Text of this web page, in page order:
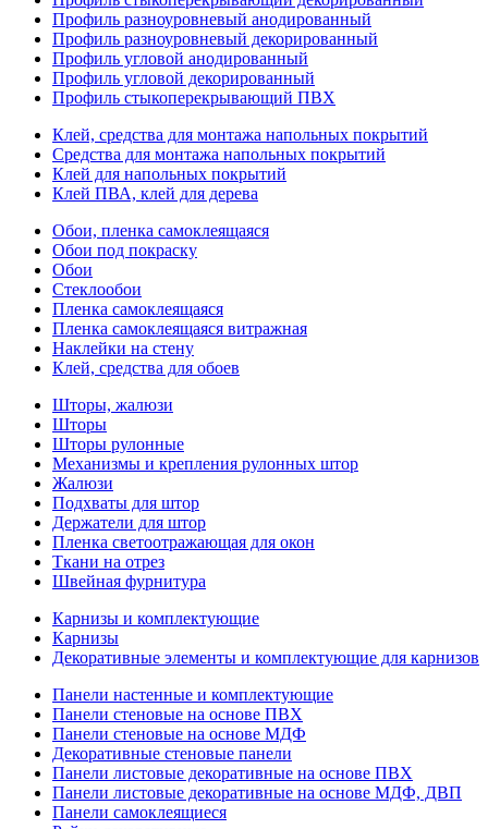
Профиль разноуровневый анодированный
Профиль разноуровневый декорированный
Профиль угловой анодированный
Профиль угловой декорированный
Профиль стыкоперекрывающий ПВХ
Клей, средства для монтажа напольных покрытий
Средства для монтажа напольных покрытий
Клей для напольных покрытий
Клей ПВА, клей для дерева
Обои, пленка самоклеящаяся
Обои под покраску
Обои
Стеклообои
Пленка самоклеящаяся
Пленка самоклеящаяся витражная
Наклейки на стену
Клей, средства для обоев
Шторы, жалюзи
Шторы
Шторы рулонные
Механизмы и крепления рулонных штор
Жалюзи
Подхваты для штор
Держатели для штор
Пленка светоотражающая для окон
Ткани на отрез
Швейная фурнитура
Карнизы и комплектующие
Карнизы
Декоративные элементы и комплектующие для карнизов
Панели настенные и комплектующие
Панели стеновые на основе ПВХ
Панели стеновые на основе МДФ
Декоративные стеновые панели
Панели листовые декоративные на основе ПВХ
Панели листовые декоративные на основе МДФ, ДВП
Панели самоклеящиеся